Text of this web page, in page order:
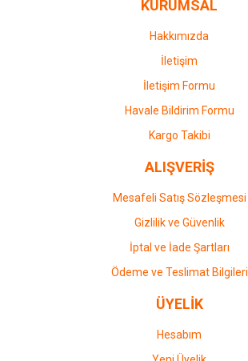
Ürün fiyatı diğer sitelerden daha pahalı.
Gönder
KURUMSAL
Hakkımızda
İletişim
İletişim Formu
Havale Bildirim Formu
Kargo Takibi
ALIŞVERİŞ
Mesafeli Satış Sözleşmesi
Gizlilik ve Güvenlik
İptal ve İade Şartları
Ödeme ve Teslimat Bilgileri
ÜYELİK
Hesabım